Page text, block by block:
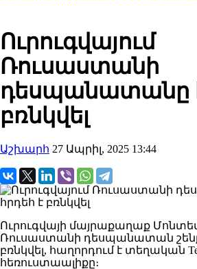
Ուրուգվայում
Ռուսաստանի
դեսպանատանը
բռնկվել
Աշխարհ 27 Ապրիլ, 2025 13:44
Ուրուգվայի մայրաքաղաք
Ռուսաստանի դեսպանատան
բռնկվել, հաղորդում է տեղական
հեռուստաալիքը։